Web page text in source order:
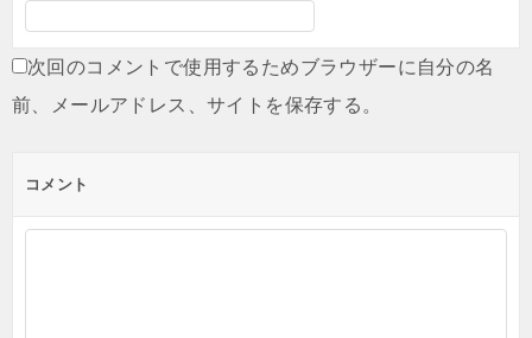
次回のコメントで使用するためブラウザーに自分の名
前、メールアドレス、サイトを保存する。
コメント